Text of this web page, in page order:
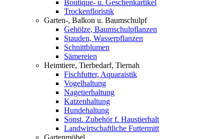
Boutique- u. Geschenkartikel
Trockenfloristik
Garten-, Balkon u. Baumschulpf
Gehölze, Baumschulpflanzen
Stauden, Wasserpflanzen
Schnittblumen
Sämereien
Heimtiere, Tierbedarf, Tiernah
Fischfutter, Aquaraistik
Vogelhaltung
Nagetierhaltung
Katzenhaltung
Hundehaltung
Sonst. Zubehör f. Haustierhalt
Landwirtschaftliche Futtermitt
Gartenmöbel